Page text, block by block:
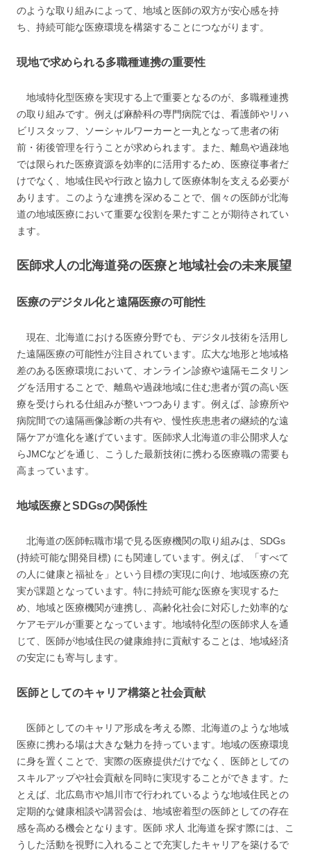
のような取り組みによって、地域と医師の双方が安心感を持
ち、持続可能な医療環境を構築することにつながります。
現地で求められる多職種連携の重要性
地域特化型医療を実現する上で重要となるのが、多職種連携
の取り組みです。例えば麻酔科の専門病院では、看護師やリハ
ビリスタッフ、ソーシャルワーカーと一丸となって患者の術
前・術後管理を行うことが求められます。また、離島や過疎地
では限られた医療資源を効率的に活用するため、医療従事者だ
けでなく、地域住民や行政と協力して医療体制を支える必要が
あります。このような連携を深めることで、個々の医師が北海
道の地域医療において重要な役割を果たすことが期待されてい
ます。
医師求人の北海道発の医療と地域社会の未来展望
医療のデジタル化と遠隔医療の可能性
現在、北海道における医療分野でも、デジタル技術を活用し
た遠隔医療の可能性が注目されています。広大な地形と地域格
差のある医療環境において、オンライン診療や遠隔モニタリン
グを活用することで、離島や過疎地域に住む患者が質の高い医
療を受けられる仕組みが整いつつあります。例えば、診療所や
病院間での遠隔画像診断の共有や、慢性疾患患者の継続的な遠
隔ケアが進化を遂げています。医師求人北海道の非公開求人な
らJMCなどを通じ、こうした最新技術に携わる医療職の需要も
高まっています。
地域医療とSDGsの関係性
北海道の医師転職市場で見る医療機関の取り組みは、SDGs
(持続可能な開発目標) にも関連しています。例えば、「すべて
の人に健康と福祉を」という目標の実現に向け、地域医療の充
実が課題となっています。特に持続可能な医療を実現するた
め、地域と医療機関が連携し、高齢化社会に対応した効率的な
ケアモデルが重要となっています。地域特化型の医師求人を通
じて、医師が地域住民の健康維持に貢献することは、地域経済
の安定にも寄与します。
医師としてのキャリア構築と社会貢献
医師としてのキャリア形成を考える際、北海道のような地域
医療に携わる場は大きな魅力を持っています。地域の医療環境
に身を置くことで、実際の医療提供だけでなく、医師としての
スキルアップや社会貢献を同時に実現することができます。た
とえば、北広島市や旭川市で行われているような地域住民との
定期的な健康相談や講習会は、地域密着型の医師としての存在
感を高める機会となります。医師 求人 北海道を探す際には、こ
うした活動を視野に入れることで充実したキャリアを築けるで